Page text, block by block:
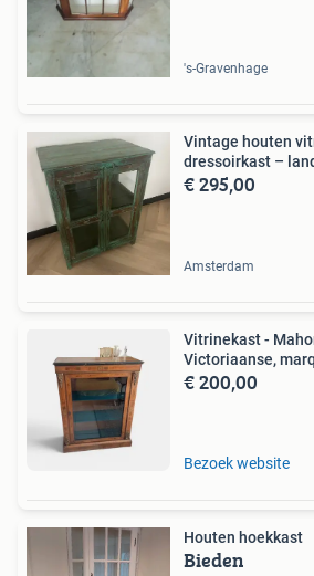
's-Gravenhage
Vintage houten
dressoirkast –
€ 295,00
Amsterdam
Vitrinekast -
Victoriaanse,
€ 200,00
Bezoek website
Houten hoekkast
Bieden